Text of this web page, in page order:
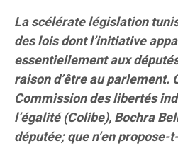
La scélérate législation
des lois dont l’initiative
essentiellement aux
raison d’être au parlement.
Commission des libertés
l’égalité (Colibe), Bochra
députée; que n’en propose-